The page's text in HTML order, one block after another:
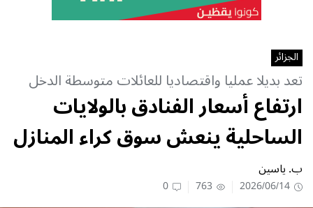
الجزائر
تعد بديلا عمليا واقتصاديا للعائلات متوسطة الدخل
ارتفاع أسعار الفنادق بالولايات
الساحلية ينعش سوق كراء المنازل
ب. ياسين
2026/06/14
763
0